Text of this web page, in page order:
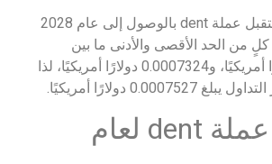
تشير توقعات مستقبل عملة dent بالوصول إلى عام 2028
كلٍ من الحد الأقصى والأدنى ما بين
0.0008689 دولارًا أمريكيًا، و0.0007324 دولارًا أمريكيًا، لذا
دولارًا أمريكيًا.
مستقبل عملة dent لعام